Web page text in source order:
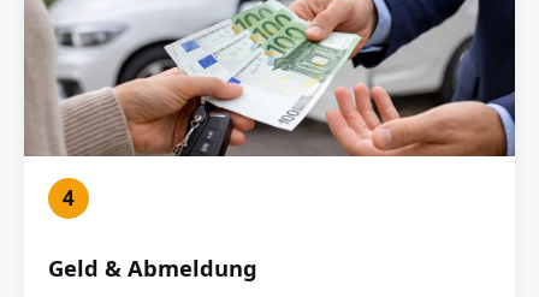
4
Geld & Abmeldung